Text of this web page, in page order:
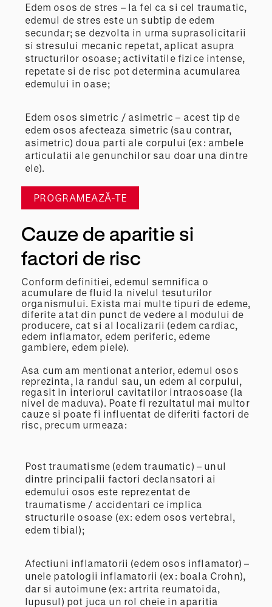
Edem osos de stres – la fel ca si cel traumatic,
edemul de stres este un subtip de edem
secundar; se dezvolta in urma suprasolicitarii
si stresului mecanic repetat, aplicat asupra
structurilor osoase; activitatile fizice intense,
repetate si de risc pot determina acumularea
edemului in oase;
Edem osos simetric / asimetric – acest tip de
edem osos afecteaza simetric (sau contrar,
asimetric) doua parti ale corpului (ex: ambele
articulatii ale genunchilor sau doar una dintre
ele).
PROGRAMEAZĂ-TE
Cauze de aparitie si
factori de risc
Conform definitiei, edemul semnifica o
acumulare de fluid la nivelul tesuturilor
organismului. Exista mai multe tipuri de edeme,
diferite atat din punct de vedere al modului de
producere, cat si al localizarii (edem cardiac,
edem inflamator, edem periferic, edeme
gambiere, edem piele).
Asa cum am mentionat anterior, edemul osos
reprezinta, la randul sau, un edem al corpului,
regasit in interiorul cavitatilor intraosoase (la
nivel de maduva). Poate fi rezultatul mai multor
cauze si poate fi influentat de diferiti factori de
risc, precum urmeaza:
Post traumatisme (edem traumatic) – unul
dintre principalii factori declansatori ai
edemului osos este reprezentat de
traumatisme / accidentari ce implica
structurile osoase (ex: edem osos vertebral,
edem tibial);
Afectiuni inflamatorii (edem osos inflamator) –
unele patologii inflamatorii (ex: boala Crohn),
dar si autoimune (ex: artrita reumatoida,
lupusul) pot juca un rol cheie in aparitia